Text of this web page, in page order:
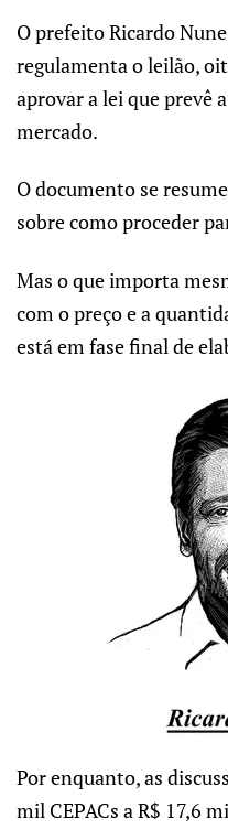
O prefeito Ricardo
regulamenta o leilão,
aprovar a lei que prevê
mercado.
O documento se
sobre como proceder
Mas o que importa
com o preço e a
está em fase final de
Por enquanto, as
mil CEPACs a R$ 17,6